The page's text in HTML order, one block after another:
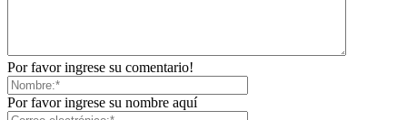
Por favor ingrese su comentario!
Por favor ingrese su nombre aquí